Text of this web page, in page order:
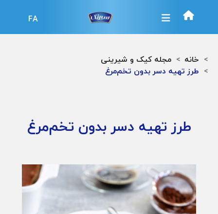
FA
خانه
مجله کیک و شیرینی
طرز تهیه دسر بدون تخم‌مرغ
طرز تهیه دسر بدون تخم‌مرغ